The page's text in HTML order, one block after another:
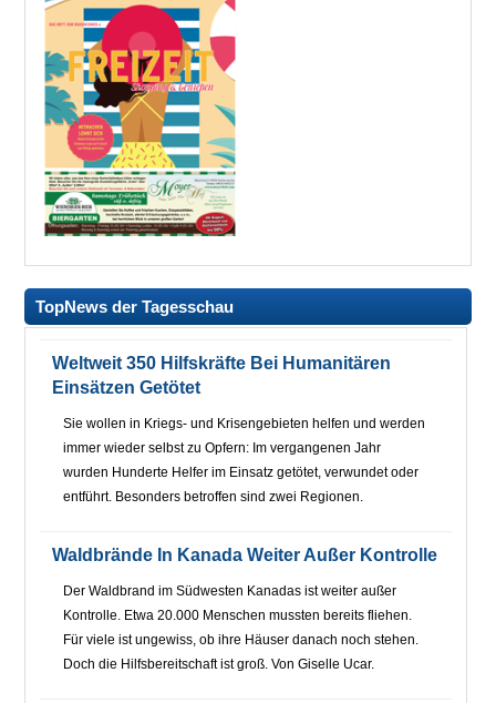
TopNews der Tagesschau
Weltweit 350 Hilfskräfte Bei Humanitären
Einsätzen Getötet
Sie wollen in Kriegs- und Krisengebieten helfen und werden
immer wieder selbst zu Opfern: Im vergangenen Jahr
wurden Hunderte Helfer im Einsatz getötet, verwundet oder
entführt. Besonders betroffen sind zwei Regionen.
Waldbrände In Kanada Weiter Außer Kontrolle
Der Waldbrand im Südwesten Kanadas ist weiter außer
Kontrolle. Etwa 20.000 Menschen mussten bereits fliehen.
Für viele ist ungewiss, ob ihre Häuser danach noch stehen.
Doch die Hilfsbereitschaft ist groß. Von Giselle Ucar.